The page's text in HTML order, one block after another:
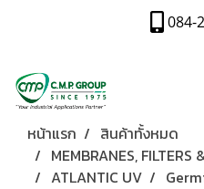
084-
หน้าแรก
สินค้าทั้งหมด
MEMBRANES, FILTERS
ATLANTIC UV